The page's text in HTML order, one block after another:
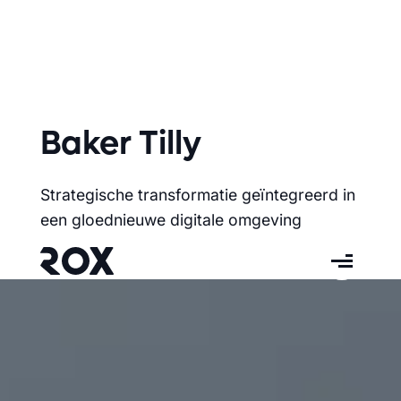
Baker Tilly
Strategische transformatie geïntegreerd in
een gloednieuwe digitale omgeving